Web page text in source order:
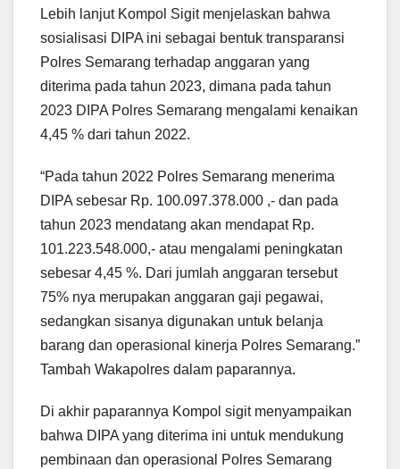
Lebih lanjut Kompol Sigit menjelaskan bahwa
sosialisasi DIPA ini sebagai bentuk transparansi
Polres Semarang terhadap anggaran yang
diterima pada tahun 2023, dimana pada tahun
2023 DIPA Polres Semarang mengalami kenaikan
4,45 % dari tahun 2022.
“Pada tahun 2022 Polres Semarang menerima
DIPA sebesar Rp. 100.097.378.000 ,- dan pada
tahun 2023 mendatang akan mendapat Rp.
101.223.548.000,- atau mengalami peningkatan
sebesar 4,45 %. Dari jumlah anggaran tersebut
75% nya merupakan anggaran gaji pegawai,
sedangkan sisanya digunakan untuk belanja
barang dan operasional kinerja Polres Semarang.”
Tambah Wakapolres dalam paparannya.
Di akhir paparannya Kompol sigit menyampaikan
bahwa DIPA yang diterima ini untuk mendukung
pembinaan dan operasional Polres Semarang